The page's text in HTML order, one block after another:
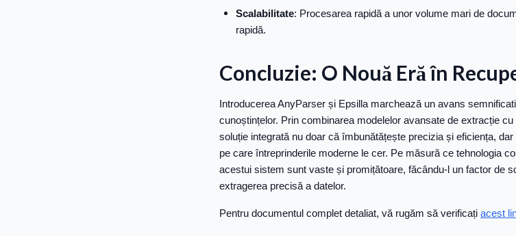
Scalabilitate: Procesarea rapidă a unor volume mari de
rapidă.
Concluzie: O Nouă Eră în
Introducerea AnyParser și Epsilla marchează un avans
cunoștințelor. Prin combinarea modelelor avansate de extracție
soluție integrată nu doar că îmbunătățește precizia și eficiența,
pe care întreprinderile moderne le cer. Pe măsură ce tehnologia
acestui sistem sunt vaste și promițătoare, făcându-l un factor de
extragerea precisă a datelor.
Pentru documentul complet detaliat, vă rugăm să verificați acest